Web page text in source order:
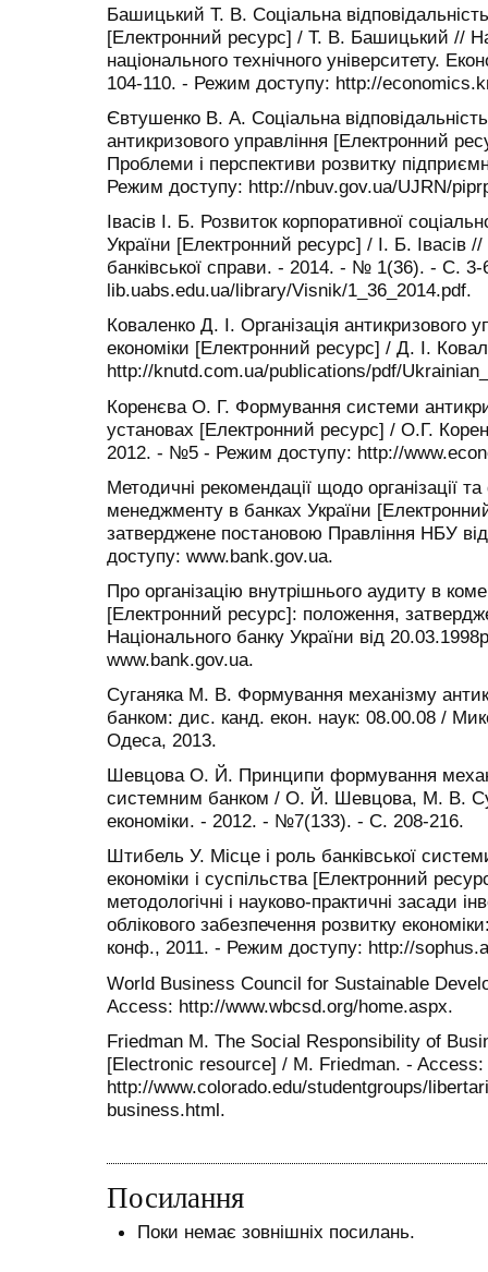
Башицький Т. В. Соціальна
[Електронний ресурс] / Т. В. Башицький //
національного технічного університету.
104-110. - Режим доступу: http://
Євтушенко В. А. Соціальна
антикризового управління [Електронний
Проблеми і перспективи розвитку
Режим доступу: http://nbuv.gov.ua/UJRN/
Івасів І. Б. Розвиток корпоративної
України [Електронний ресурс] / І. Б. Івасів //
банківської справи. - 2014. - № 1(36). - С.
lib.uabs.edu.ua/library/Visnik/1_36_2014.pdf.
Коваленко Д. І. Організація антикризового
економіки [Електронний ресурс] / Д. І.
http://knutd.com.ua/publications/pdf/
Коренєва О. Г. Формування системи
установах [Електронний ресурс] / О.Г.
2012. - №5 - Режим доступу: http://
Методичні рекомендації щодо організації
менеджменту в банках України
затверджене постановою Правління НБУ
доступу: www.bank.gov.ua.
Про організацію внутрішнього аудиту в
[Електронний ресурс]: положення,
Національного банку України від
www.bank.gov.ua.
Суганяка М. В. Формування механізму
банком: дис. канд. екон. наук: 08.00.08 /
Одеса, 2013.
Шевцова О. Й. Принципи формування
системним банком / О. Й. Шевцова, М. В.
економіки. - 2012. - №7(133). - С. 208-216.
Штибель У. Місце і роль банківської
економіки і суспільства [Електронний
методологічні і науково-практичні засади
облікового забезпечення розвитку
конф., 2011. - Режим доступу: http://
World Business Council for Sustainable
Access: http://www.wbcsd.org/home.aspx.
Friedman M. The Social Responsibility of
[Electronic resource] / М. Friedman. - Access:
http://www.colorado.edu/studentgroups/
business.html.
Посилання
Поки немає зовнішніх посилань.